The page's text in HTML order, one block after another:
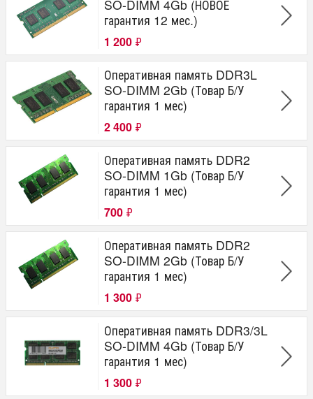
SO-DIMM 4Gb (НОВОЕ
гарантия 12 мес.)
1 200 ₽
Оперативная память DDR3L
SO-DIMM 2Gb (Товар Б/У
гарантия 1 мес)
2 400 ₽
Оперативная память DDR2
SO-DIMM 1Gb (Товар Б/У
гарантия 1 мес)
700 ₽
Оперативная память DDR2
SO-DIMM 2Gb (Товар Б/У
гарантия 1 мес)
1 300 ₽
Оперативная память DDR3/3L
SO-DIMM 4Gb (Товар Б/У
гарантия 1 мес)
1 300 ₽